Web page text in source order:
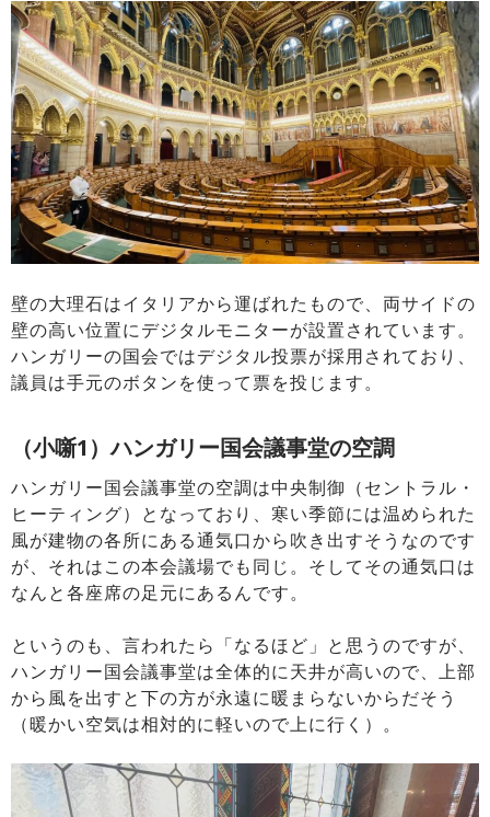
壁の大理石はイタリアから運ばれたもので、両サイドの
壁の高い位置にデジタルモニターが設置されています。
ハンガリーの国会ではデジタル投票が採用されており、
議員は手元のボタンを使って票を投じます。
（小噺1）ハンガリー国会議事堂の空調
ハンガリー国会議事堂の空調は中央制御（セントラル・
ヒーティング）となっており、寒い季節には温められた
風が建物の各所にある通気口から吹き出すそうなのです
が、それはこの本会議場でも同じ。そしてその通気口は
なんと各座席の足元にあるんです。
というのも、言われたら「なるほど」と思うのですが、
ハンガリー国会議事堂は全体的に天井が高いので、上部
から風を出すと下の方が永遠に暖まらないからだそう
（暖かい空気は相対的に軽いので上に行く）。